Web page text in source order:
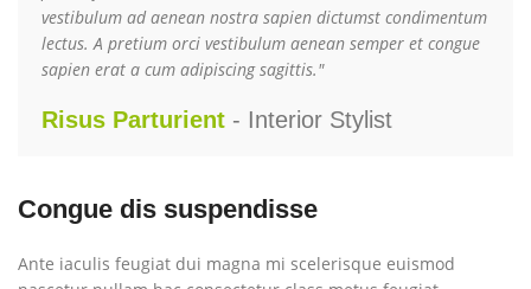
vestibulum ad aenean nostra sapien dictumst condimentum
lectus. A pretium orci vestibulum aenean semper et congue
sapien erat a cum adipiscing sagittis."
Risus Parturient Interior Stylist
Congue dis suspendisse
Ante iaculis feugiat dui magna mi scelerisque euismod